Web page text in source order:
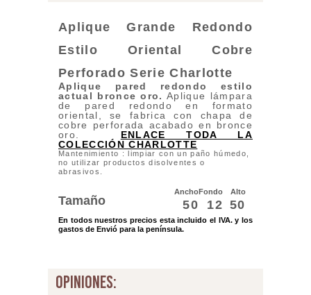
Aplique Grande Redondo
Estilo Oriental Cobre
PerforadoSerieCharlotte
Aplique pared redondo estilo
actual bronce oro. Aplique lámpara
de pared redondo en formato
oriental, se fabrica con chapa de
cobre perforada acabado en bronce
oro. ENLACE TODA LA
COLECCIÓN CHARLOTTE
Mantenimiento : limpiar con un paño húmedo,
no utilizar productos disolventes o
abrasivos.
AnchoFondo Alto
Tamaño 50 12 50
En todos nuestros precios esta incluido el IVA. y los
gastos de Envió para la península.
opiniones: